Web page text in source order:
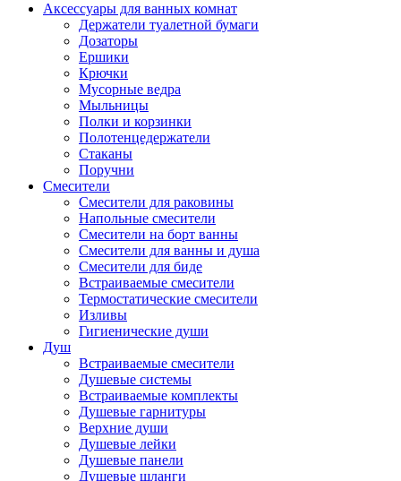
Аксессуары для ванных комнат
Держатели туалетной бумаги
Дозаторы
Ершики
Крючки
Мусорные ведра
Мыльницы
Полки и корзинки
Полотенцедержатели
Стаканы
Поручни
Смесители
Смесители для раковины
Напольные смесители
Смесители на борт ванны
Смесители для ванны и душа
Смесители для биде
Встраиваемые смесители
Термостатические смесители
Изливы
Гигиенические души
Душ
Встраиваемые смесители
Душевые системы
Встраиваемые комплекты
Душевые гарнитуры
Верхние души
Душевые лейки
Душевые панели
Душевые шланги